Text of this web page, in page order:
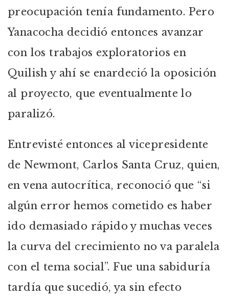
preocupación tenía fundamento. Pero
Yanacocha decidió entonces avanzar
con los trabajos exploratorios en
Quilish y ahí se enardeció la oposición
al proyecto, que eventualmente lo
paralizó.
Entrevisté entonces al vicepresidente
de Newmont, Carlos Santa Cruz, quien,
en vena autocrítica, reconoció que “si
algún error hemos cometido es haber
ido demasiado rápido y muchas veces
la curva del crecimiento no va paralela
con el tema social”. Fue una sabiduría
tardía que sucedió, ya sin efecto